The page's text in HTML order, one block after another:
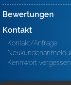
Bewertungen
Kontakt
Kontakt/Anfrage
Kennwort vergessen